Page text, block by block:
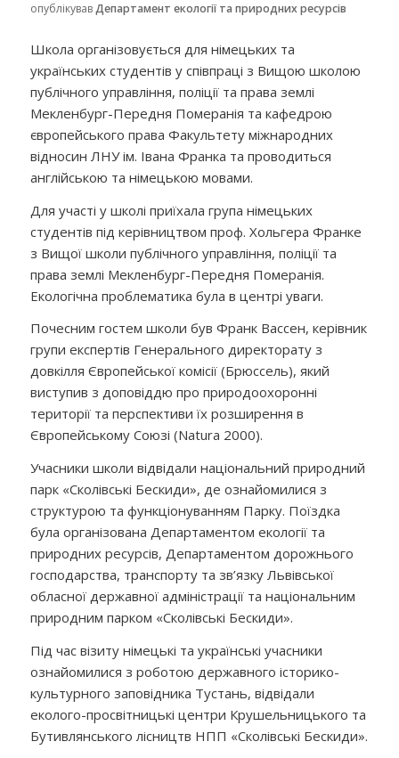
опублікувавДепартамент екології та природних ресурсів
Школа організовується для німецьких та
українських студентів у співпраці з Вищою школою
публічного управління, поліції та права землі
Мекленбург-Передня Померанія та кафедрою
європейського права Факультету міжнародних
відносин ЛНУ ім. Івана Франка та проводиться
англійською та німецькою мовами.
Для участі у школі приїхала група німецьких
студентів під керівництвом проф. Хольгера Франке
з Вищої школи публічного управління, поліції та
права землі Мекленбург-Передня Померанія.
Екологічна проблематика була в центрі уваги.
Почесним гостем школи був Франк Вассен, керівник
групи експертів Генерального директорату з
довкілля Європейської комісії (Брюссель), який
виступив з доповіддю про природоохоронні
території та перспективи їх розширення в
Європейському Союзі (Natura 2000).
Учасники школи відвідали національний природний
парк «Сколівські Бескиди», де ознайомилися з
структурою та функціонуванням Парку. Поїздка
була організована Департаментом екології та
природних ресурсів, Департаментом дорожнього
господарства, транспорту та зв’язку Львівської
обласної державної адміністрації та національним
природним парком «Сколівські Бескиди».
Під час візиту німецькі та українські учасники
ознайомилися з роботою державного історико-
культурного заповідника Тустань, відвідали
еколого-просвітницькі центри Крушельницького та
Бутивлянського лісництв НПП «Сколівські Бескиди».